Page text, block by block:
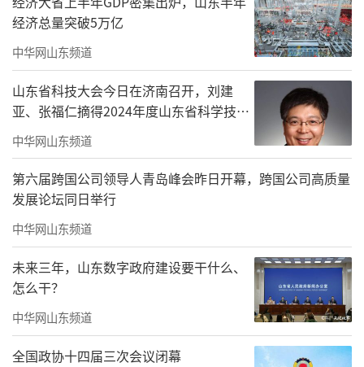
冻结，冻结期限至2029年4月28日。
恒丰银行年报披露，上海国正为该行第十
大股东，持股数量为3.08亿股，持股比例为0.2
8%。由此可见，上海国正持有的恒丰银行全部
股份已被法院冻结。
图片来源：中国执行信息公开网
经济总量突破5万亿
中华网山东频道
山东省科技大会今日在济南召开，刘建
亚、张福仁摘得2024年度山东省科学技术
奖最高奖！
中华网山东频道
第六届跨国公司领导人青岛峰会昨日开幕，跨国公司高质量
发展论坛同日举行
中华网山东频道
未来三年，山东数字政府建设要干什么、
怎么干？
中华网山东频道
全国政协十四届三次会议闭幕